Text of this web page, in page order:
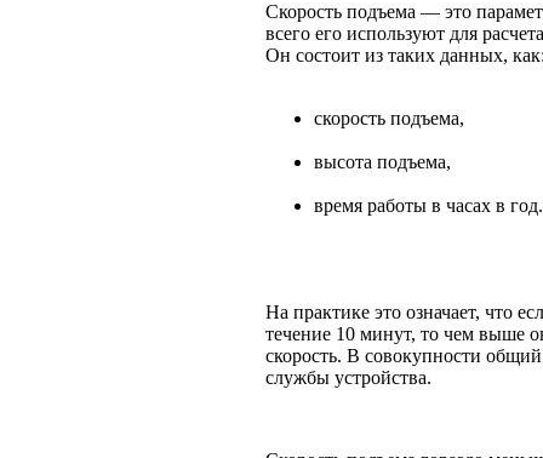
Скорость подъема — это
всего его используют для
Он состоит из таких данных,
скорость подъема,
высота подъема,
время работы в часах в год.
На практике это означает, что
течение 10 минут, то чем выше
скорость. В совокупности
службы устройства.